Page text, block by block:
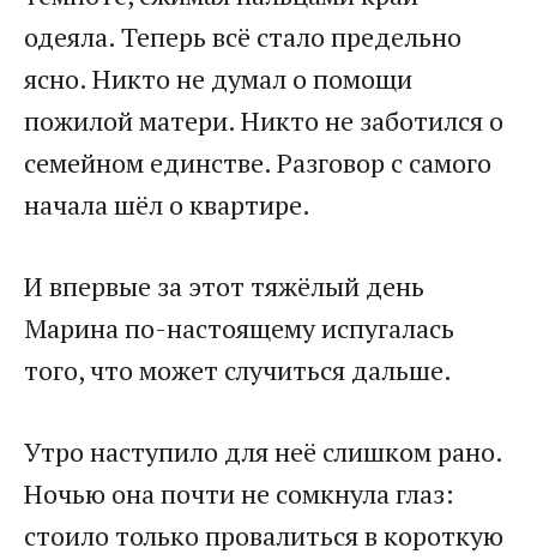
одеяла. Теперь всё стало предельно
ясно. Никто не думал о помощи
пожилой матери. Никто не заботился о
семейном единстве. Разговор с самого
начала шёл о квартире.
И впервые за этот тяжёлый день
Марина по-настоящему испугалась
того, что может случиться дальше.
Утро наступило для неё слишком рано.
Ночью она почти не сомкнула глаз:
стоило только провалиться в короткую